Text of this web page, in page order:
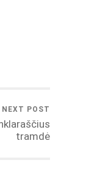
NEXT POST
tramdė